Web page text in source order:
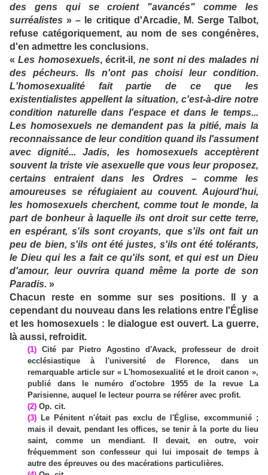
des gens qui se croient "avancés" comme les
surréalistes » – le critique d'Arcadie, M. Serge Talbot,
refuse catégoriquement, au nom de ses congénères,
d'en admettre les conclusions.
«Les homosexuels, écrit-il, ne sont ni des malades ni
des pécheurs. Ils n'ont pas choisi leur condition.
L'homosexualité fait partie de ce que les
existentialistes appellent la situation, c'est-à-dire notre
condition naturelle dans l'espace et dans le temps...
Les homosexuels ne demandent pas la pitié, mais la
reconnaissance de leur condition quand ils l'assument
avec dignité... Jadis, les homosexuels acceptèrent
souvent la triste vie asexuelle que vous leur proposez,
certains entraient dans les Ordres – comme les
amoureuses se réfugiaient au couvent. Aujourd'hui,
les homosexuels cherchent, comme tout le monde, la
part de bonheur à laquelle ils ont droit sur cette terre,
en espérant, s'ils sont croyants, que s'ils ont fait un
peu de bien, s'ils ont été justes, s'ils ont été tolérants,
le Dieu qui les a fait ce qu'ils sont, et qui est un Dieu
d'amour, leur ouvrira quand même la porte de son
Paradis. »
Chacun reste en somme sur ses positions. Il y a
cependant du nouveau dans les relations entre l'Église
et les homosexuels : le dialogue est ouvert. La guerre,
là aussi, refroidit.
(1) Cité par Pietro Agostino d'Avack, professeur de droit
ecclésiastique à l'université de Florence, dans un
remarquable article sur « L'homosexualité et le droit canon »,
publié dans le numéro d'octobre 1955 de la revue La
Parisienne, auquel le lecteur pourra se référer avec profit.
(2) Op. cit.
(3) Le Pénitent n'était pas exclu de l'Église, excommunié ;
mais il devait, pendant les offices, se tenir à la porte du lieu
saint, comme un mendiant. Il devait, en outre, voir
fréquemment son confesseur qui lui imposait de temps à
autre des épreuves ou des macérations particulières.